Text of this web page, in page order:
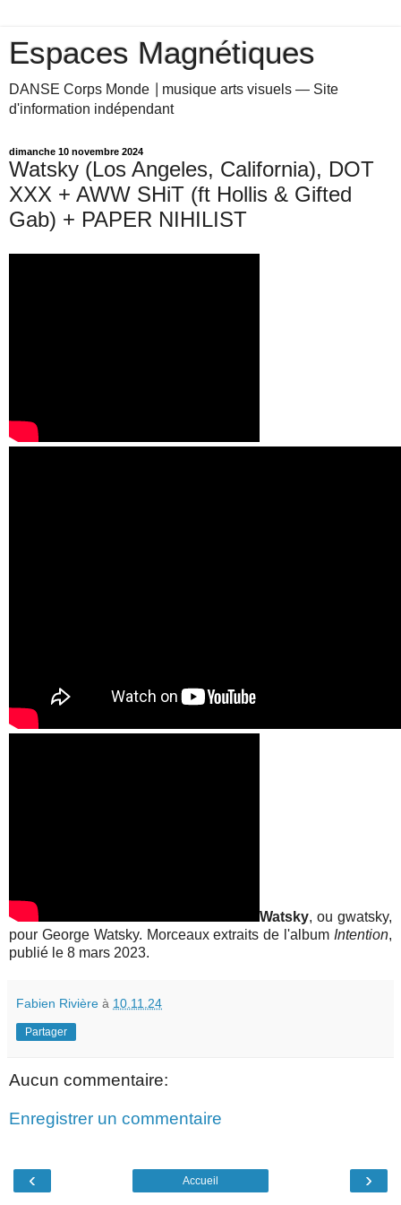
Espaces Magnétiques
DANSE Corps Monde ⎥ musique arts visuels — Site
d'information indépendant
dimanche 10 novembre 2024
Watsky (Los Angeles, California), DOT
XXX + AWW SHiT (ft Hollis & Gifted
Gab) + PAPER NIHILIST
Watsky, ou gwatsky,
pour George Watsky. Morceaux extraits de l'album Intention,
publié le 8 mars 2023.
Fabien Rivière à 10.11.24
Partager
Aucun commentaire:
Enregistrer un commentaire
‹ ›
Accueil